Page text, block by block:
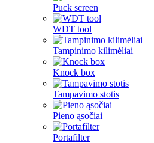
Puck screen
WDT tool
Tampinimo kilimėliai
Knock box
Tampavimo stotis
Pieno ąsočiai
Portafilter